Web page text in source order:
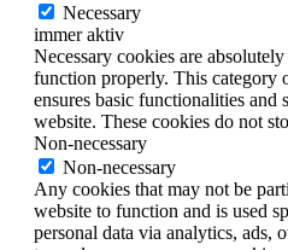
Necessary
immer aktiv
Necessary cookies are
function properly. This category
ensures basic functionalities and
website. These cookies do not
Non-necessary
Non-necessary
Any cookies that may not be
website to function and is used
personal data via analytics, ads,